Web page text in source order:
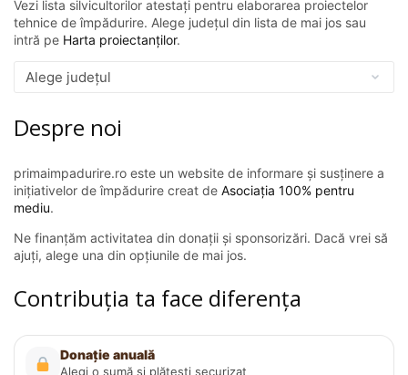
Vezi lista silvicultorilor atestați pentru elaborarea proiectelor
tehnice de împădurire. Alege județul din lista de mai jos sau
intră pe Harta proiectanților.
Despre noi
primaimpadurire.ro este un website de informare și susținere a
inițiativelor de împădurire creat de Asociația 100% pentru
mediu.
Ne finanțăm activitatea din donații și sponsorizări. Dacă vrei să
ajuți, alege una din opțiunile de mai jos.
Contribuția ta face diferența
Donație anuală
Alegi o sumă și plătești securizat